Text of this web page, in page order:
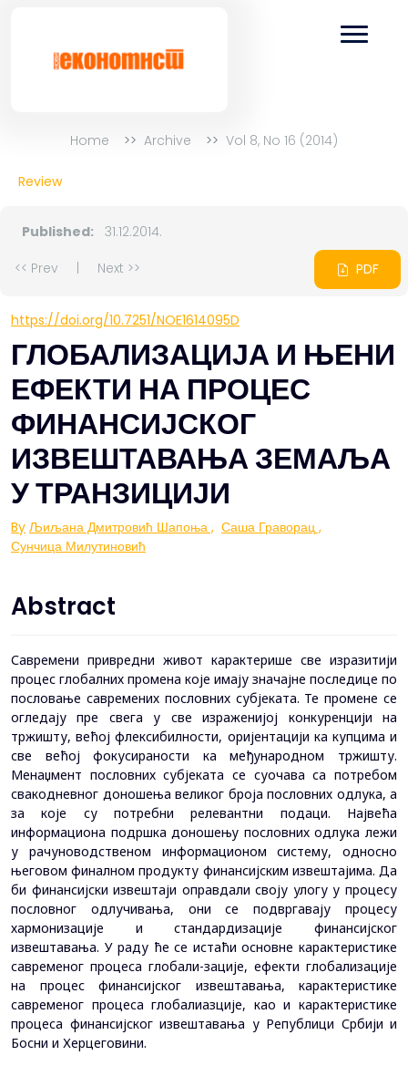
Home Archive Vol 8, No 16 (2014)
Review
Published: 31.12.2014.
<< Prev
Next >> PDF
https://doi.org/10.7251/NOE1614095D
ГЛОБАЛИЗАЦИЈА И ЊЕНИ
ЕФЕКТИ НА ПРОЦЕС
ФИНАНСИЈСКОГ
ИЗВЕШТАВАЊА ЗЕМАЉА
У ТРАНЗИЦИЈИ
By Љиљана Дмитровић Шапоња , Саша Граворац ,
Сунчица Милутиновић
Abstract
Савремени привредни живот карактерише све изразитији
процес глобалних промена које имају значајне последице по
пословање савремених пословних субјеката. Те промене се
огледају пре свега у све израженијој конкуренцији на
тржишту, већој флексибилности, оријентацији ка купцима и
све већој фокусираности ка међународном тржишту.
Менаџмент пословних субјеката се суочава са потребом
свакодневног доношења великог броја пословних одлука, а
за које су потребни релевантни подаци. Највећа
информациона подршка доношењу пословних одлука лежи
у рачуноводственом информационом систему, односно
његовом финалном продукту финансијским извештајима. Да
би финансијски извештаји оправдали своју улогу у процесу
пословног одлучивања, они се подвргавају процесу
хармонизације и стандардизације финансијског
извештавања. У раду ће се истаћи основне карактеристике
савременог процеса глобали-зације, ефекти глобализације
на процес финансијског извештавања, карактеристике
савременог процеса глобалиазције, као и карактеристике
процеса финансијског извештавања у Републици Србији и
Босни и Херцеговини.